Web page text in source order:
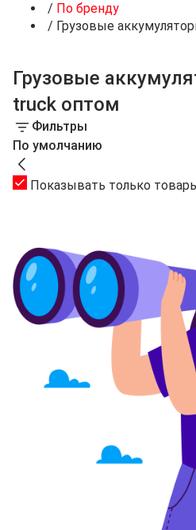
/ По бренду
/ Грузовые
Грузовые
truck оптом
Фильтры
По умолчанию
Показывать только